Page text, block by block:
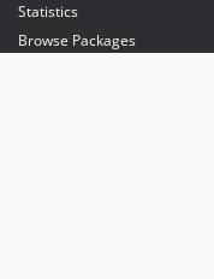
Statistics
Browse Packages